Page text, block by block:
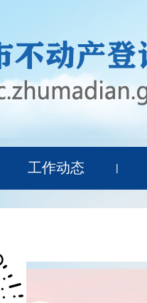
工作动态 |